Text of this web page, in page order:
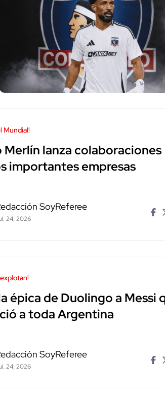
Mundial!
Merlín lanza colaboraciones
importantes empresas
SoyReferee
24, 2026
épica de Duolingo a Messi
a toda Argentina
SoyReferee
24, 2026